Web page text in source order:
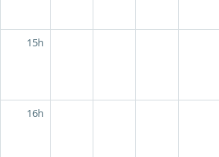
15h
16h